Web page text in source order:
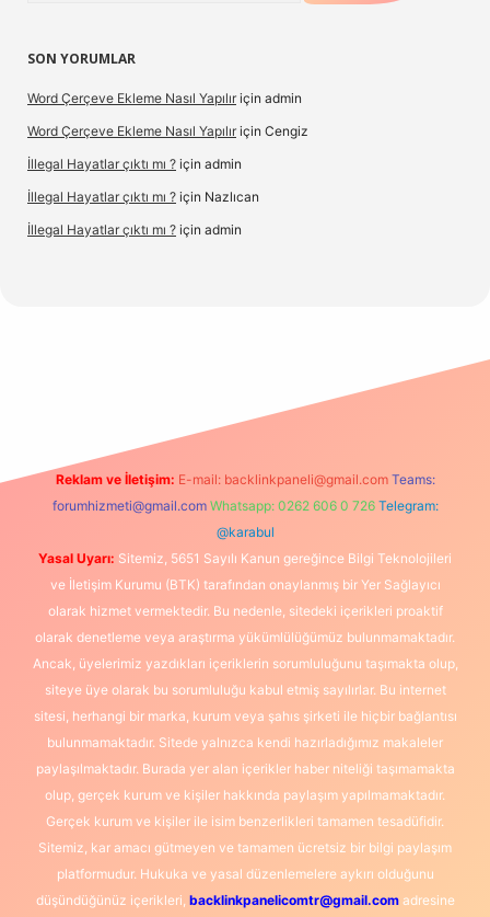
SON YORUMLAR
Word Çerçeve Ekleme Nasıl Yapılır için admin
Word Çerçeve Ekleme Nasıl Yapılır için Cengiz
İllegal Hayatlar çıktı mı ? için admin
İllegal Hayatlar çıktı mı ? için Nazlıcan
İllegal Hayatlar çıktı mı ? için admin
Reklam ve İletişim: E-mail: backlinkpaneli@gmail.com Teams:
forumhizmeti@gmail.com Whatsapp: 0262 606 0 726 Telegram:
@karabul
Yasal Uyarı: Sitemiz, 5651 Sayılı Kanun gereğince Bilgi Teknolojileri
ve İletişim Kurumu (BTK) tarafından onaylanmış bir Yer Sağlayıcı
olarak hizmet vermektedir. Bu nedenle, sitedeki içerikleri proaktif
olarak denetleme veya araştırma yükümlülüğümüz bulunmamaktadır.
Ancak, üyelerimiz yazdıkları içeriklerin sorumluluğunu taşımakta olup,
siteye üye olarak bu sorumluluğu kabul etmiş sayılırlar. Bu internet
sitesi, herhangi bir marka, kurum veya şahıs şirketi ile hiçbir bağlantısı
bulunmamaktadır. Sitede yalnızca kendi hazırladığımız makaleler
paylaşılmaktadır. Burada yer alan içerikler haber niteliği taşımamakta
olup, gerçek kurum ve kişiler hakkında paylaşım yapılmamaktadır.
Gerçek kurum ve kişiler ile isim benzerlikleri tamamen tesadüfidir.
Sitemiz, kar amacı gütmeyen ve tamamen ücretsiz bir bilgi paylaşım
platformudur. Hukuka ve yasal düzenlemelere aykırı olduğunu
düşündüğünüz içerikleri, backlinkpanelicomtr@gmail.comadresine